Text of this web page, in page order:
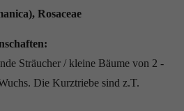
Rosaceae
Sträucher / kleine Bäume von 2 -
Die Kurztriebe sind z.T.